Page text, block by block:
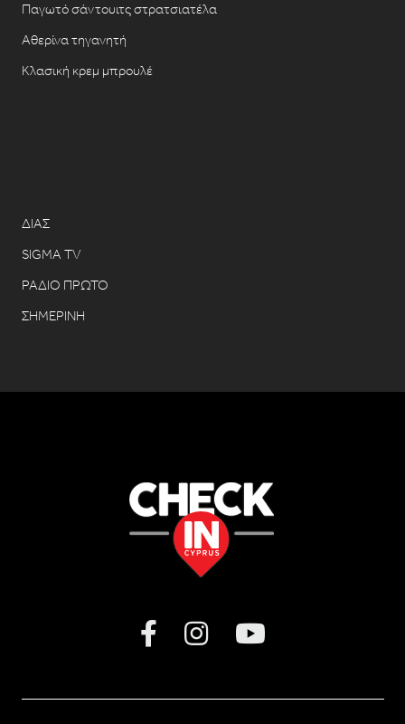
Παγωτό σάντουιτς στρατσιατέλα
Αθερίνα τηγανητή
Κλασική κρεμ μπρουλέ
ΔΙΑΣ
SIGMA TV
ΡΑΔΙΟ ΠΡΩΤΟ
ΣΗΜΕΡΙΝΗ